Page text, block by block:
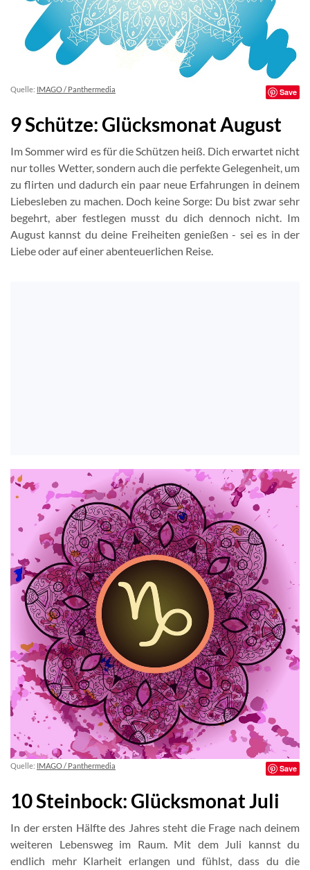
Quelle: IMAGO / Panthermedia Save
9 Schütze: Glücksmonat August
Im Sommer wird es für die Schützen heiß. Dich erwartet nicht
nur tolles Wetter, sondern auch die perfekte Gelegenheit, um
zu flirten und dadurch ein paar neue Erfahrungen in deinem
Liebesleben zu machen. Doch keine Sorge: Du bist zwar sehr
begehrt, aber festlegen musst du dich dennoch nicht. Im
August kannst du deine Freiheiten genießen - sei es in der
Liebe oder auf einer abenteuerlichen Reise.
Quelle: IMAGO / Panthermedia Save
10 Steinbock: Glücksmonat Juli
In der ersten Hälfte des Jahres steht die Frage nach deinem
weiteren Lebensweg im Raum. Mit dem Juli kannst du
endlich mehr Klarheit erlangen und fühlst, dass du die